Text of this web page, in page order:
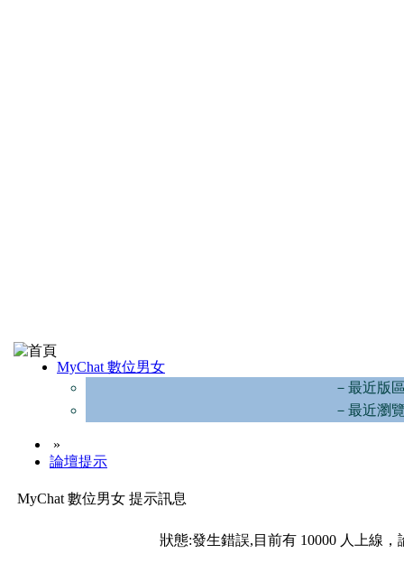
MyChat 數位男女
－最近版
－最近瀏
»
論壇提示
MyChat 數位男女 提示訊息
狀態:發生錯誤,目前有 10000 人上線